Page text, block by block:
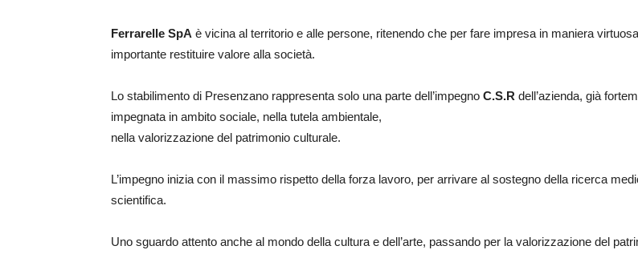
Ferrarelle SpA è vicina al territorio e alle persone, ritenendo che per fare impresa in maniera
importante restituire valore alla società.
Lo stabilimento di Presenzano rappresenta solo una parte dell’impegno C.S.R dell’azienda, già
impegnata in ambito sociale, nella tutela ambientale,
nella valorizzazione del patrimonio culturale.
L’impegno inizia con il massimo rispetto della forza lavoro, per arrivare al sostegno della ricerca
scientifica.
Uno sguardo attento anche al mondo della cultura e dell’arte, passando per la valorizzazione del